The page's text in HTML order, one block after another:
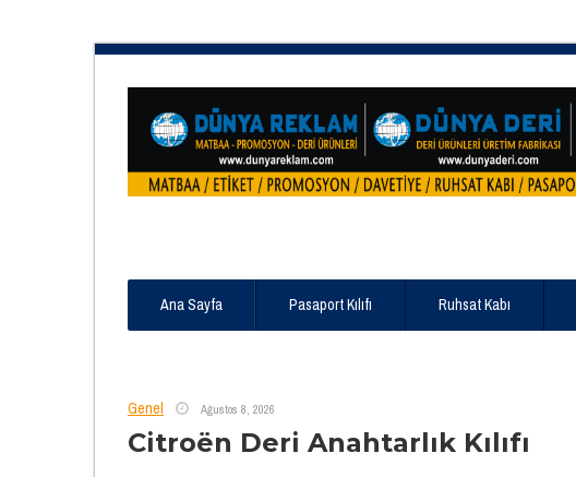
Ana Sayfa Pasaport Kılıfı Ruhsat Kabı
Genel Ağustos 8, 2026
Citroën Deri Anahtarlık Kılıfı